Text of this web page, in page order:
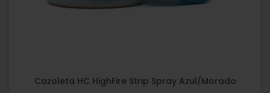
Cazoleta HC HighFire Strip Spray Azul/Morado